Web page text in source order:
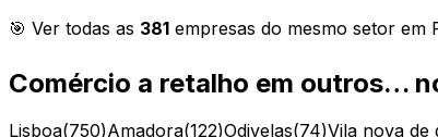
🎯 Ver todas as 381 empresas do mesmo setor em
Comércio a retalho em outros…
Lisboa(750)Amadora(122)Odivelas(74)Vila nova de